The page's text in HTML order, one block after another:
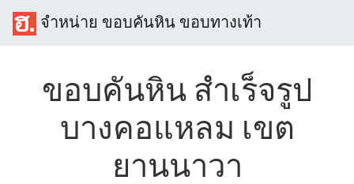
จำหน่าย ขอบคันหิน ขอบทางเท้า
ขอบคันหิน สำเร็จรูป
บางคอแหลม เขต
ยานนาวา